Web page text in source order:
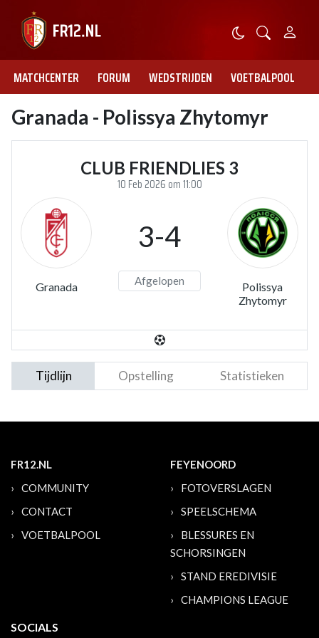
MATCHCENTER FORUM WEDSTRIJDEN VOETBALPOOL
Granada - Polissya Zhytomyr
CLUB FRIENDLIES 3
10 Feb 2026 om 11:00
Granada
3-4
Afgelopen
Polissya
Zhytomyr
Tijdlijn Opstelling Statistieken
FR12.NL
COMMUNITY
CONTACT
VOETBALPOOL
FEYENOORD
FOTOVERSLAGEN
SPEELSCHEMA
BLESSURES EN
SCHORSINGEN
STAND EREDIVISIE
CHAMPIONS LEAGUE
SOCIALS